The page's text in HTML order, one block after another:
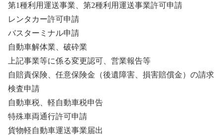
第1種利用運送事業、第2種利用運送事業許可申請
レンタカー許可申請
バスターミナル申請
自動車解体業、破砕業
上記事業等に係る変更認可、営業報告等
自賠責保険、任意保険金（後遺障害、損害賠償金）の請求
検査申請
自動車税、軽自動車税申告
特殊車両通行許可申請
貨物軽自動車運送事業届出